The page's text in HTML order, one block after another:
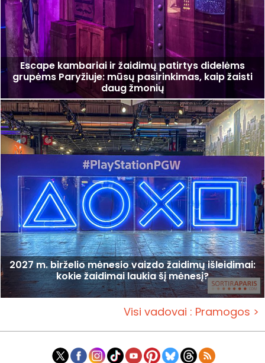
Escape kambariai ir žaidimų patirtys didelėms
grupėms Paryžiuje: mūsų pasirinkimas, kaip žaisti
daug žmonių
2027 m. birželio mėnesio vaizdo žaidimų išleidimai:
kokie žaidimai laukia šį mėnesį?
Visi vadovai : Pramogos >